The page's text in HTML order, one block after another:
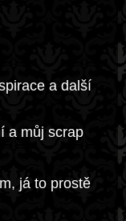
a další
a můj scrap
já to prostě